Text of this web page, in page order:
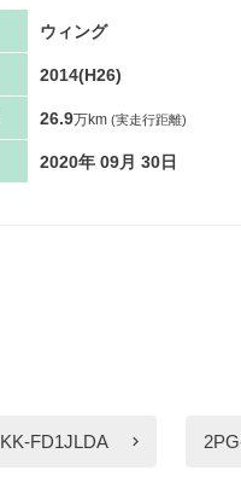
ウィング
2014(H26)
26.9万km (実走行距離)
2020年 09月 30日
KK-FD1JLDA